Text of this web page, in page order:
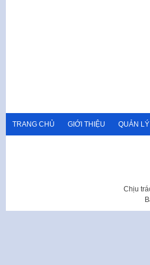
TRANG CHỦ GIỚI THIỆU QUẢN
Chịu